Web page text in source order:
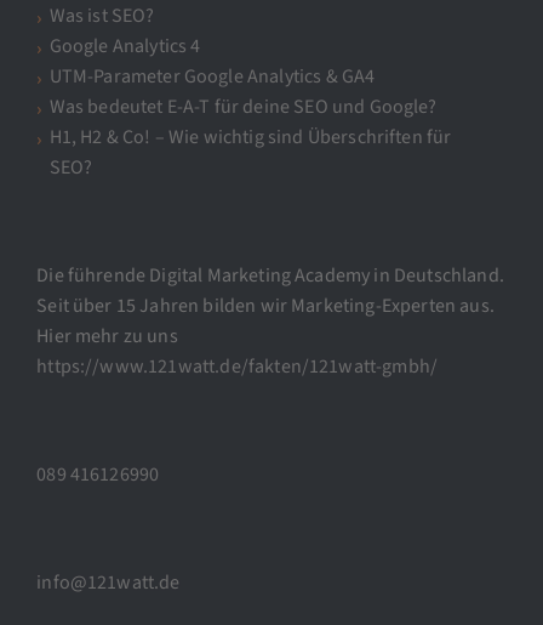
Was ist SEO?
Google Analytics 4
UTM-Parameter Google Analytics & GA4
Was bedeutet E-A-T für deine SEO und Google?
H1, H2 & Co! – Wie wichtig sind Überschriften für
SEO?
Die führende Digital Marketing Academy in Deutschland.
Seit über 15 Jahren bilden wir Marketing-Experten aus.
Hier mehr zu uns
https://www.121watt.de/fakten/121watt-gmbh/
089 416126990
info@121watt.de